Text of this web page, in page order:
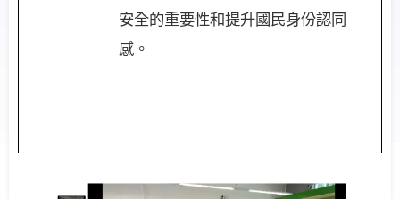
安全的重要性和提升國民身份認同
感。